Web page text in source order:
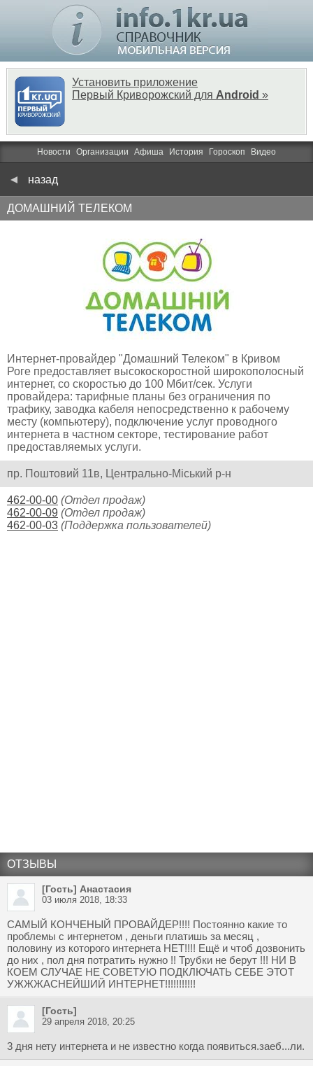
Установить приложение
Первый Криворожский для Android »
Новости Организации Афиша История Гороскоп Видео
назад
ДОМАШНИЙ ТЕЛЕКОМ
Интернет-провайдер "Домашний Телеком" в Кривом
Роге предоставляет высокоскоростной широкополосный
интернет, со скоростью до 100 Мбит/сек. Услуги
провайдера: тарифные планы без ограничения по
трафику, заводка кабеля непосредственно к рабочему
месту (компьютеру), подключение услуг проводного
интернета в частном секторе, тестирование работ
предоставляемых услуги.
пр. Поштовий 11в, Центрально-Міський р-н
462-00-00 (Отдел продаж)
462-00-09 (Отдел продаж)
462-00-03 (Поддержка пользователей)
ОТЗЫВЫ
[Гость] Анастасия
03 июля 2018, 18:33
САМЫЙ КОНЧЕНЫЙ ПРОВАЙДЕР!!!! Постоянно какие то
проблемы с интернетом , деньги платишь за месяц ,
половину из которого интернета НЕТ!!!! Ещё и чтоб дозвонить
до них , пол дня потратить нужно !! Трубки не берут !!! НИ В
КОЕМ СЛУЧАЕ НЕ СОВЕТУЮ ПОДКЛЮЧАТЬ СЕБЕ ЭТОТ
УЖЖЖАСНЕЙШИЙ ИНТЕРНЕТ!!!!!!!!!!!
[Гость]
29 апреля 2018, 20:25
3 дня нету интернета и не известно когда появиться.заеб...ли.